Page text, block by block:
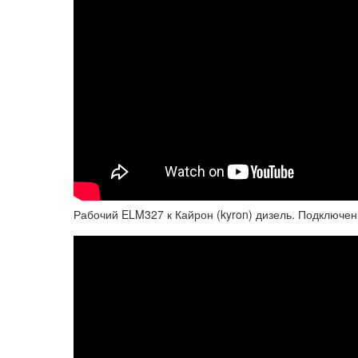
Рабочий ELM327 к Кайрон (kyron) дизель.